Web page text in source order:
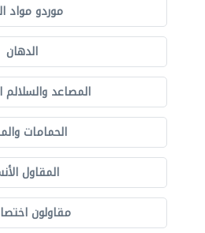
موردو مواد
الدهان
المصاعد والسلالم
الحمامات
المقاول
مقاولون